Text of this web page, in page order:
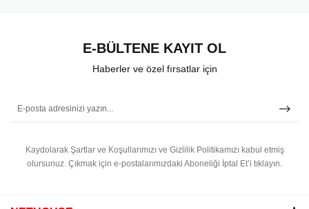
E-BÜLTENE KAYIT OL
Haberler ve özel fırsatlar için
Kaydolarak Şartlar ve Koşullarımızı ve Gizlilik Politikamızı kabul etmiş
olursunuz. Çıkmak için e-postalarımızdaki Aboneliği İptal Et’i tıklayın.